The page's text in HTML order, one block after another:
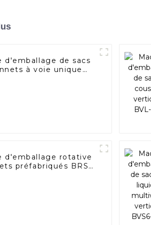
d'emballage de sacs
à voie unique
d'emballage rotative
préfabriqués BRS-